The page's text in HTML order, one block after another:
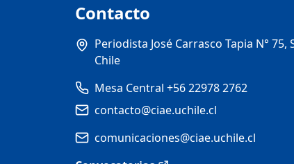
Contacto
Periodista José Carrasco Tapia N°
Chile
Mesa Central +56 22978 2762
contacto@ciae.uchile.cl
comunicaciones@ciae.uchile.cl